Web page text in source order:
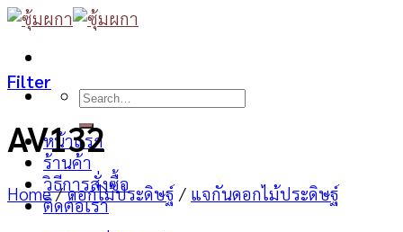
Skip
content
Search
หน้าแรก
ร้านค้า
วิธีการสั่งซื้อ
ติดต่อเรา
Filter
AV132
Home / ดอกไม้ประดิษฐ์ / แจกันดอกไม้ประดิษฐ์